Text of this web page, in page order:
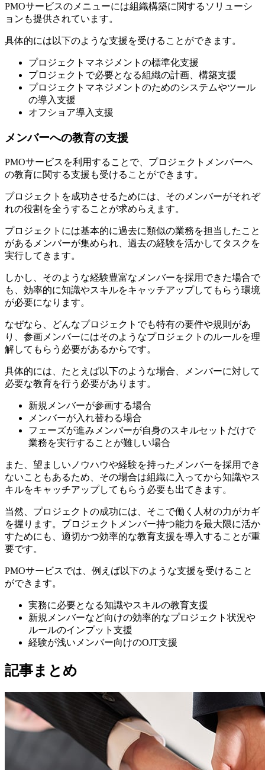
PMOサービスのメニューには組織構築に関するソリューシ
ョンも提供されています。
具体的には以下のような支援を受けることができます。
プロジェクトマネジメントの標準化支援
プロジェクトで必要となる組織の計画、構築支援
プロジェクトマネジメントのためのシステムやツール
の導入支援
オフショア導入支援
メンバーへの教育の支援
PMOサービスを利用することで、プロジェクトメンバーへ
の教育に関する支援も受けることができます。
プロジェクトを成功させるためには、そのメンバーがそれぞ
れの役割を全うすることが求めらえます。
プロジェクトには基本的に過去に類似の業務を担当したこと
があるメンバーが集められ、過去の経験を活かしてタスクを
実行してきます。
しかし、そのような経験豊富なメンバーを採用できた場合で
も、効率的に知識やスキルをキャッチアップしてもらう環境
が必要になります。
なぜなら、どんなプロジェクトでも特有の要件や規則があ
り、参画メンバーにはそのようなプロジェクトのルールを理
解してもらう必要があるからです。
具体的には、たとえば以下のような場合、メンバーに対して
必要な教育を行う必要があります。
新規メンバーが参画する場合
メンバーが入れ替わる場合
フェーズが進みメンバーが自身のスキルセットだけで
業務を実行することが難しい場合
また、望ましいノウハウや経験を持ったメンバーを採用でき
ないこともあるため、その場合は組織に入ってから知識やス
キルをキャッチアップしてもらう必要も出てきます。
当然、プロジェクトの成功には、そこで働く人材の力がカギ
を握ります。プロジェクトメンバー持つ能力を最大限に活か
すためにも、適切かつ効率的な教育支援を導入することが重
要です。
PMOサービスでは、例えば以下のような支援を受けること
ができます。
実務に必要となる知識やスキルの教育支援
新規メンバーなど向けの効率的なプロジェクト状況や
ルールのインプット支援
経験が浅いメンバー向けのOJT支援
記事まとめ